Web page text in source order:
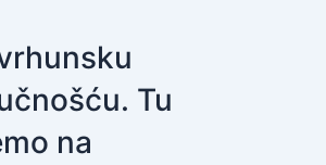
Tu
na